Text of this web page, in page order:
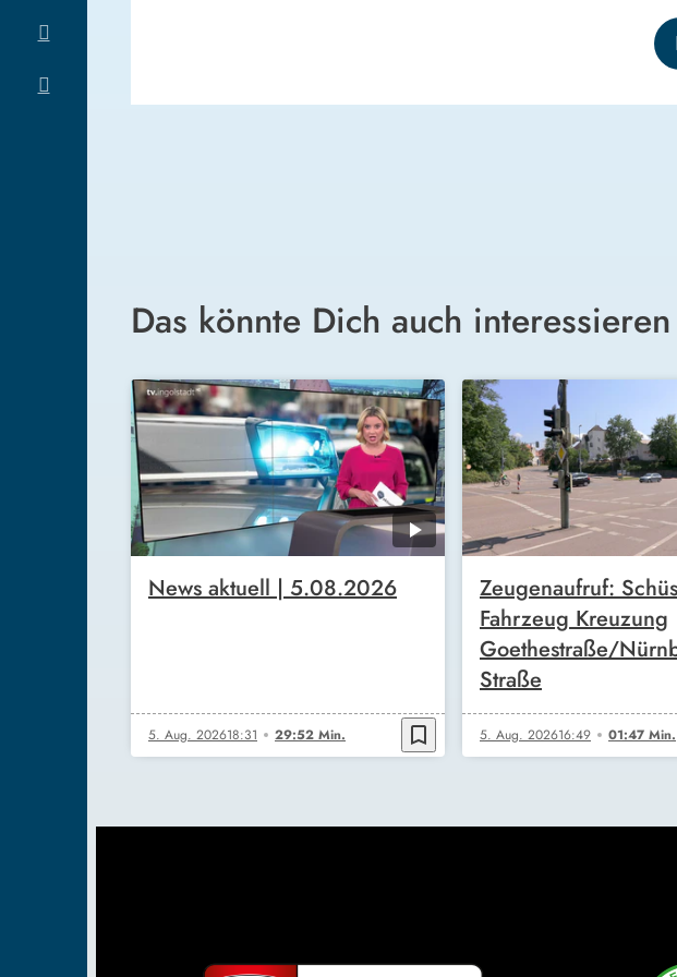
Das könnte Dich auch interessieren
News aktuell | 5.08.2026
5. Aug. 202618:31 29:52 Min. bookmark_border
Zeugenaufruf:
Fahrzeug Kreuzung
Goethestraße/
Straße
5. Aug. 202616:49 01:47 Min.